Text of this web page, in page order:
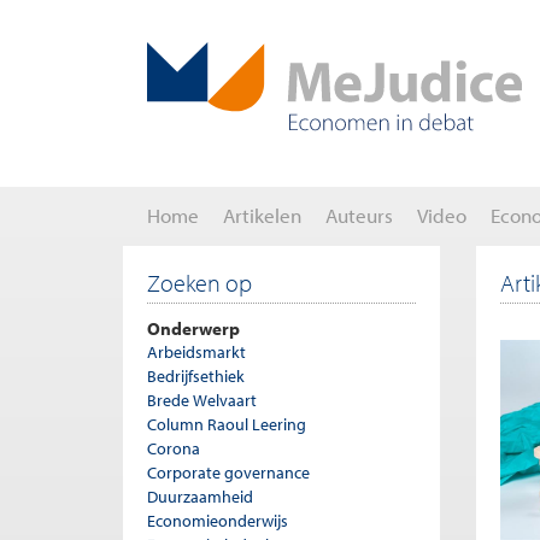
Home Artikelen Auteurs Video
Zoeken op
Onderwerp
Arbeidsmarkt
Bedrijfsethiek
Brede Welvaart
Column Raoul Leering
Corona
Corporate governance
Duurzaamheid
Economieonderwijs